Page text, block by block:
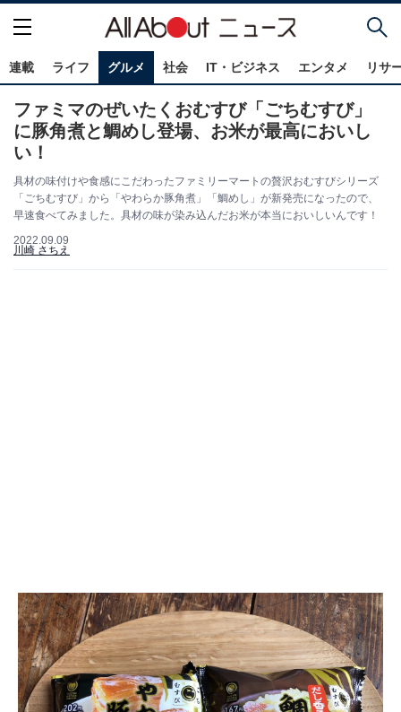
連載 ライフ グルメ 社会 IT・ビジネス エンタメ リサ
ファミマのぜいたくおむすび「ごちむすび」
に豚角煮と鯛めし登場、お米が最高においし
い！
具材の味付けや食感にこだわったファミリーマートの贅沢おむすびシリーズ
「ごちむすび」から「やわらか豚角煮」「鯛めし」が新発売になったので、
早速食べてみました。具材の味が染み込んだお米が本当においしいんです！
2022.09.09
川崎 さちえ